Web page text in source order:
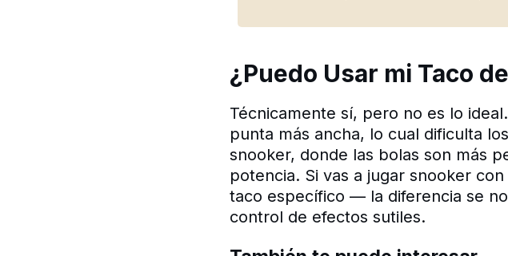
¿Puedo Usar mi Taco
Técnicamente sí, pero no es lo
punta más ancha, lo cual dificulta
snooker, donde las bolas son más
potencia. Si vas a jugar snooker
taco específico — la diferencia se
control de efectos sutiles.